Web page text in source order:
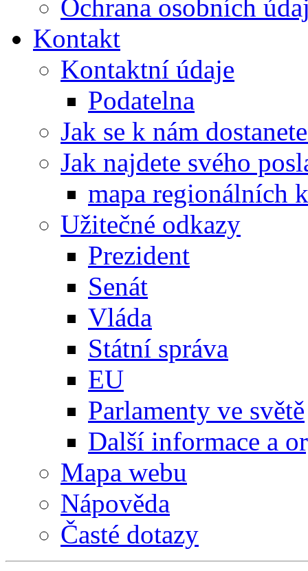
Ochrana osobních
Kontakt
Kontaktní údaje
Podatelna
Jak se k nám
Jak najdete svého
mapa regionálních
Užitečné odkazy
Prezident
Senát
Vláda
Státní správa
EU
Parlamenty ve světě
Další informace a
Mapa webu
Nápověda
Časté dotazy